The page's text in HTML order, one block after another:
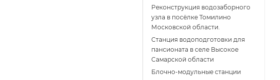
Реконструкция водозаборного
узла в посёлке Томилино
Московской области.
Станция водоподготовки для
пансионата в селе Высокое
Самарской области
Блочно-модульные станции